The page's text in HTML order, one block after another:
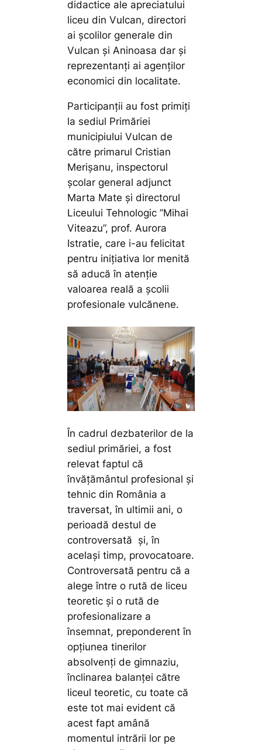
didactice ale apreciatului
liceu din Vulcan, directori
ai școlilor generale din
Vulcan și Aninoasa dar și
reprezentanți ai agenților
economici din localitate.
Participanții au fost primiți
la sediul Primăriei
municipiului Vulcan de
către primarul Cristian
Merișanu, inspectorul
școlar general adjunct
Marta Mate și directorul
Liceului Tehnologic ”Mihai
Viteazu”, prof. Aurora
Istratie, care i-au felicitat
pentru inițiativa lor menită
să aducă în atenție
valoarea reală a școlii
profesionale vulcănene.
În cadrul dezbaterilor de la
sediul primăriei, a fost
relevat faptul că
învățământul profesional și
tehnic din România a
traversat, în ultimii ani, o
perioadă destul de
controversată și, în
același timp, provocatoare.
Controversată pentru că a
alege între o rută de liceu
teoretic și o rută de
profesionalizare a
însemnat, preponderent în
opțiunea tinerilor
absolvenți de gimnaziu,
înclinarea balanței către
liceul teoretic, cu toate că
este tot mai evident că
acest fapt amână
momentul intrării lor pe